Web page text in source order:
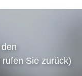
Sie zurück)